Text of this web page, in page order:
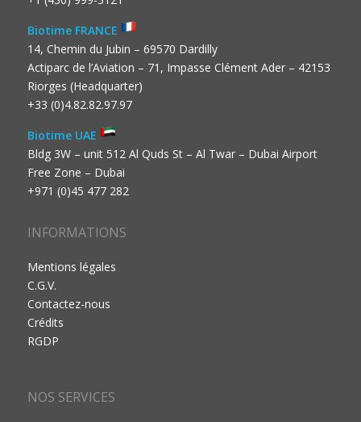
Biotime FRANCE
14, Chemin du Jubin – 69570 Dardilly
Actiparc de l’Aviation – 71, Impasse Clément Ader – 42153
Riorges (Headquarter)
+33 (0)4.82.82.97.97
Biotime UAE
Bldg 3W – unit 512 Al Quds St – Al Twar – Dubai Airport
Free Zone – Dubai
+971 (0)45 477 282
INFORMATIONS
Mentions légales
C.G.V.
Contactez-nous
Crédits
RGDP
NOS SERVICES